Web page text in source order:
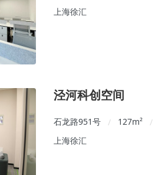
上海徐汇
泾河科创空间
石龙路951号 / 127m²
/
上海徐汇